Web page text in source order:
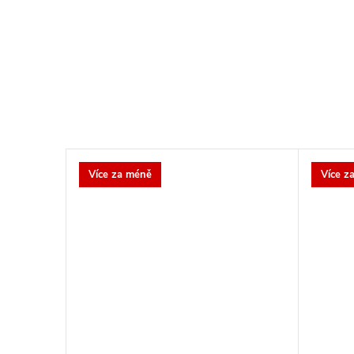
Více za méně Více